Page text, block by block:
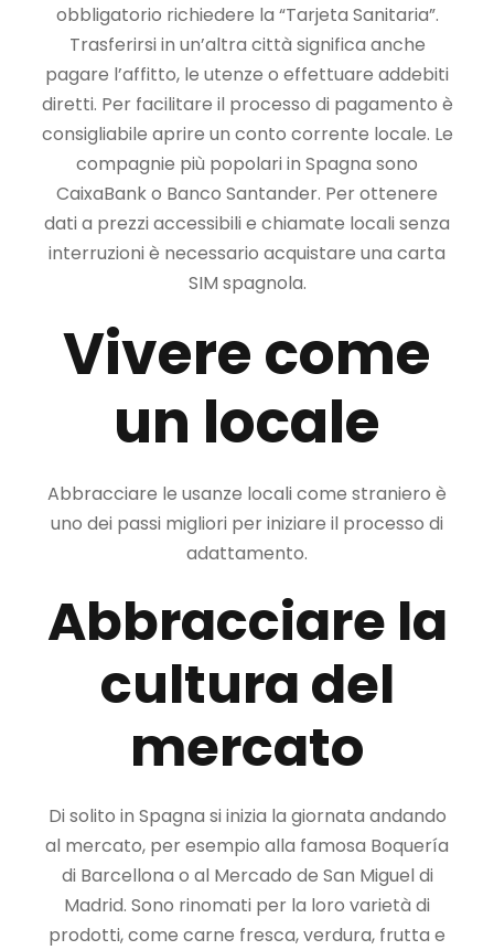
obbligatorio richiedere la “Tarjeta Sanitaria”.
Trasferirsi in un’altra città significa anche
pagare l’affitto, le utenze o effettuare addebiti
diretti. Per facilitare il processo di pagamento è
consigliabile aprire un conto corrente locale. Le
compagnie più popolari in Spagna sono
CaixaBank o Banco Santander. Per ottenere
dati a prezzi accessibili e chiamate locali senza
interruzioni è necessario acquistare una carta
SIM spagnola.
Vivere come
un locale
Abbracciare le usanze locali come straniero è
uno dei passi migliori per iniziare il processo di
adattamento.
Abbracciare la
cultura del
mercato
Di solito in Spagna si inizia la giornata andando
al mercato, per esempio alla famosa Boquería
di Barcellona o al Mercado de San Miguel di
Madrid. Sono rinomati per la loro varietà di
prodotti, come carne fresca, verdura, frutta e